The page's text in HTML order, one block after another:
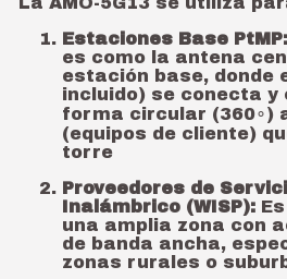
Estaciones Base PtMP:
es como la antena
estación base, donde
incluido) se conecta y
forma circular (360∘)
(equipos de cliente)
torre
Proveedores de
Inalámbrico (WISP):Es
una amplia zona con
de banda ancha,
zonas rurales o